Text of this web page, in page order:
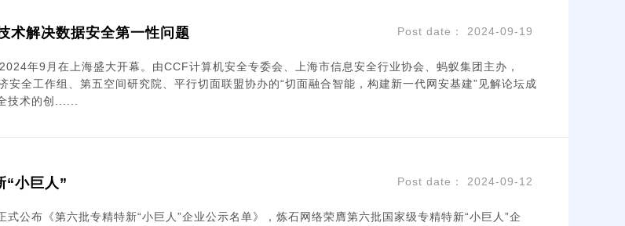
术解决数据安全第一性问题 Post date： 2024-09-19
年9月在上海盛大开幕。由CCF计算机安全专委会、上海市信息安全行业协会、蚂蚁集团主办，
安全工作组、第五空间研究院、平行切面联盟协办的“切面融合智能，构建新一代网安基建”见解论坛成
技术的创......
“小巨人” Post date： 2024-09-12
公布《第六批专精特新“小巨人”企业公示名单》，炼石网络荣膺第六批国家级专精特新“小巨人”企